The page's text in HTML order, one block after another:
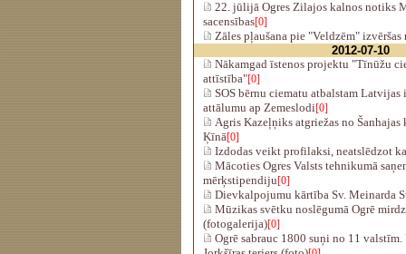
22. jūlijā Ogres Zilajos kalnos notiks
sacensības[0]
Zāles pļaušana pie "Veldzēm" izvēršas
2012-07-10
Nākamgad īstenos projektu "Tīnūžu
attīstība"[0]
SOS bērnu ciematu atbalstam
attālumu ap Zemeslodi[0]
Agris Kazeļņiks atgriežas no Šanhajas
Ķīnā[0]
Izdodas veikt profilaksi, neatslēdzot
Mācoties Ogres Valsts tehnikumā
mērķstipendiju[0]
Dievkalpojumu kārtība Sv. Meinarda
Mūzikas svētku noslēgumā Ogrē
(fotogalerija)[0]
Ogrē sabrauc 1800 suņi no 11